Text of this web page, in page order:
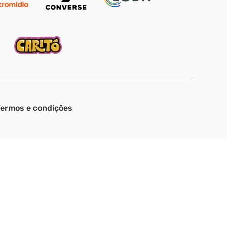
e condições